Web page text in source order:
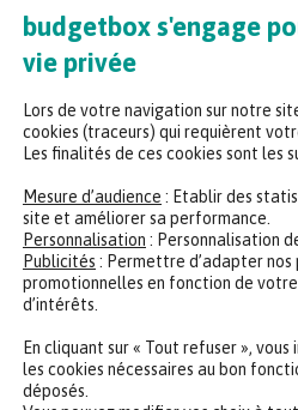
Solution de self-scanning
Régie enseigne
Headquarters
47 rue de la Chaussée
CONTACTER UN EXPERT
budgetbox s'engage
vie privée
Lors de votre navigation sur notre
cookies (traceurs) qui requièrent
Les finalités de ces cookies sont les
Mesure d’audience : Etablir des
site et améliorer sa performance.
Personnalisation : Personnalisation
Publicités : Permettre d’adapter nos
promotionnelles en fonction de
d’intérêts.
En cliquant sur « Tout refuser »,
les cookies nécessaires au bon
déposés.